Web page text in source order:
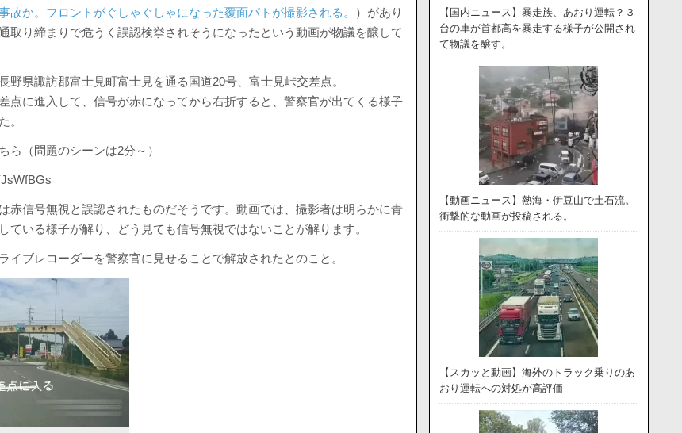
故か。フロントがぐしゃぐしゃになった覆面パトが撮影される。
）があり
取り締まりで危うく誤認検挙されそうになったという動画が物議を醸して
野県諏訪郡富士見町富士見を通る国道20号、富士見峠交差点。
点に進入して、信号が赤になってから右折すると、警察官が出てくる様子
。
ら（問題のシーンは2分～）
赤信号無視と誤認されたものだそうです。動画では、撮影者は明らかに青
ている様子が解り、どう見ても信号無視ではないことが解ります。
イブレコーダーを警察官に見せることで解放されたとのこと。
【国内ニュース】暴走族、あおり運転？３
台の車が首都高を暴走する様子が公開され
て物議を醸す。
【動画ニュース】熱海・伊豆山で土石流。
衝撃的な動画が投稿される。
【スカッと動画】海外のトラック乗りのあ
おり運転への対処が高評価